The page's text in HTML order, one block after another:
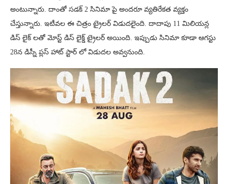
అంటున్నారు. దాంతో సడక్ 2 సినిమా పై అందరూ వ్యతిరేకత వ్యక్తం
చేస్తున్నారు. ఇటీవల ఈ చిత్రం ట్రైలర్ విడుదలైంది. దాదాపు 11 మిలియన్ల
డిస్ లైక్ లతో మోస్ట్ డిస్ లైక్డ్ ట్రైలర్ అయింది. ఇప్పుడు సినిమా కూడా ఆగస్టు
28న డిస్నీ ప్లస్ హాట్ స్టార్ లో విడుదల అవ్వనుంది.